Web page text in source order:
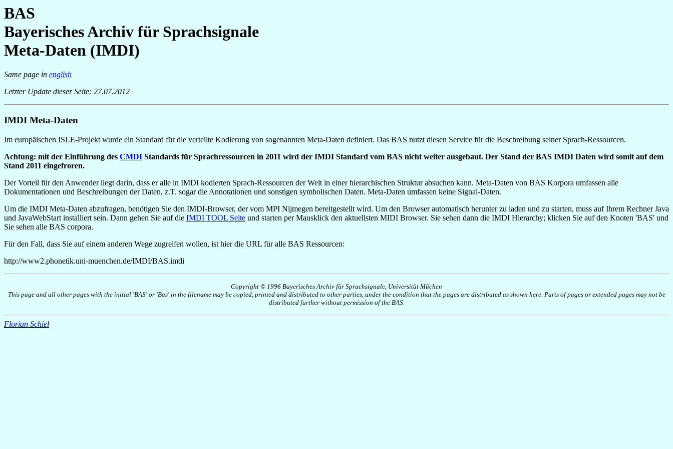
BAS
Bayerisches Archiv für Sprachsignale
Meta-Daten (IMDI)
Same page in english
Letzter Update dieser Seite: 27.07.2012
IMDI Meta-Daten
Im europäischen ISLE-Projekt wurde ein Standard für die verteilte Kodierung von sogenannten Meta-Daten definiert. Das BAS nutzt diesen Service für die Beschreibung seiner Sprach-Ressourcen.
Achtung: mit der Einführung des CMDI Standards für Sprachressourcen in 2011 wird der IMDI Standard vom BAS nicht weiter ausgebaut. Der Stand der BAS IMDI Daten wird somit auf dem
Stand 2011 eingefroren.
Der Vorteil für den Anwender liegt darin, dass er alle in IMDI kodierten Sprach-Ressourcen der Welt in einer hierarchischen Struktur absuchen kann. Meta-Daten von BAS Korpora umfassen alle
Dokumentationen und Beschreibungen der Daten, z.T. sogar die Annotationen und sonstigen symbolischen Daten. Meta-Daten umfassen keine Signal-Daten.
Um die IMDI Meta-Daten abzufragen, benötigen Sie den IMDI-Browser, der vom MPI Nijmegen bereitgestellt wird. Um den Browser automatisch herunter zu laden und zu starten, muss auf Ihrem Rechner Java
und JavaWebStart installiert sein. Dann gehen Sie auf die IMDI TOOL Seite und starten per Mausklick den aktuellsten MIDI Browser. Sie sehen dann die IMDI Hierarchy; klicken Sie auf den Knoten 'BAS' und
Sie sehen alle BAS corpora.
Für den Fall, dass Sie auf einem anderen Wege zugreifen wollen, ist hier die URL für alle BAS Ressourcen:
http://www2.phonetik.uni-muenchen.de/IMDI/BAS.imdi
Copyright © 1996 Bayerisches Archiv für Sprachsignale, Universität Müchen
This page and all other pages with the initial 'BAS' or 'Bas' in the filename may be copied, printed and distributed to other parties, under the condition that the pages are distributed as shown here. Parts of pages or extended pages may not be
distributed further without permission of the BAS.
Florian Schiel